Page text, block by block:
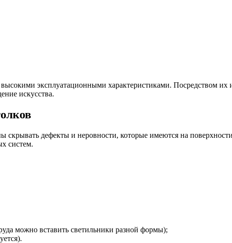
эксплуатационными характеристиками. Посредством их
искусства.
дефекты и неровности, которые имеются на
систем.
можно вставить светильники разной формы);